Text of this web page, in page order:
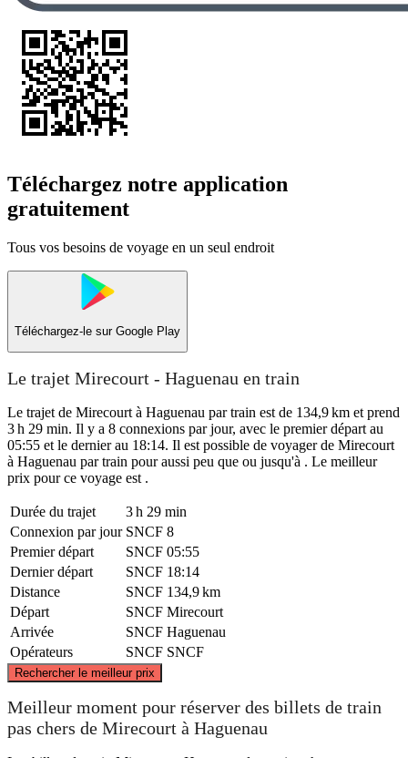
Téléchargez notre application
gratuitement
Tous vos besoins de voyage en un seul endroit
Téléchargez-le sur Google Play
Le trajet Mirecourt - Haguenau en train
Le trajet de Mirecourt à Haguenau par train est de 134,9 km et prend
3 h 29 min. Il y a 8 connexions par jour, avec le premier départ au
05:55 et le dernier au 18:14. Il est possible de voyager de Mirecourt
à Haguenau par train pour aussi peu que ou jusqu'à . Le meilleur
prix pour ce voyage est .
Durée du trajet
3 h 29 min
Connexion par jour SNCF 8
Premier départ
SNCF 05:55
Dernier départ
SNCF 18:14
Distance
SNCF 134,9 km
Départ
SNCF Mirecourt
Arrivée
SNCF Haguenau
Opérateurs
SNCF SNCF
Rechercher le meilleur prix
Haguenau
Meilleur moment pour réserver des billets de train
pas chers de Mirecourt à Haguenau